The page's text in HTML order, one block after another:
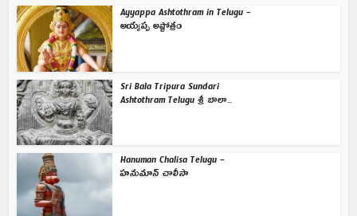
Ayyappa Ashtothram in Telugu –
అయ్యప్ప అష్టోత్రం
Sri Bala Tripura Sundari
Ashtothram Telugu శ్రీ బాలా...
Hanuman Chalisa Telugu –
హనుమాన్ చాలీసా